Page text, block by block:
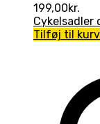
199,00kr.
Cykelsadler
Tilføj til kurv